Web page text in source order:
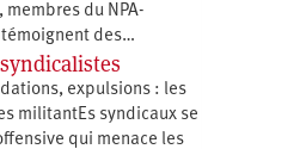
du ‪NPA-
des…
expulsions : les
militantEs syndicaux se
qui menace les